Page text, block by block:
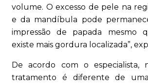
volume. O excesso de pele na
e da mandíbula pode
impressão de papada mesmo
existe mais gordura localizada”,
De acordo com o especialista,
tratamento é diferente de uma